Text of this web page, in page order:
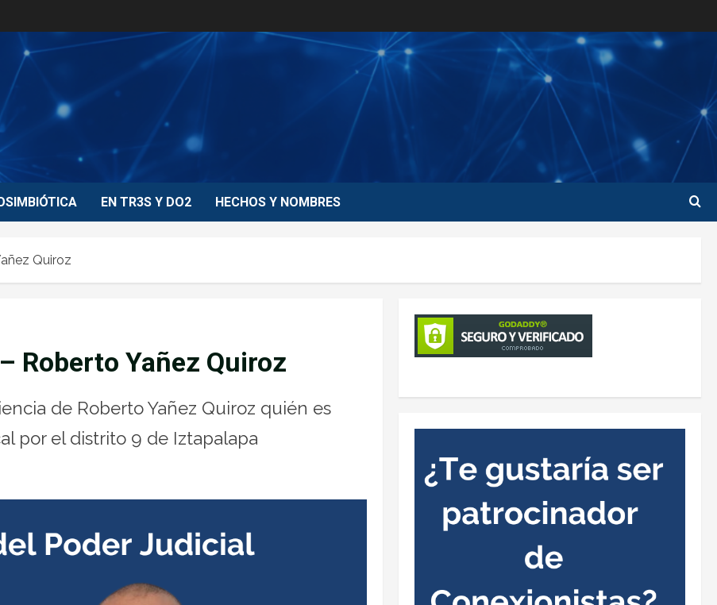
EN TR3S Y DO2 HECHOS Y NOMBRES
Quiroz
Roberto Yañez Quiroz
de Roberto Yañez Quiroz quién es
por el distrito 9 de Iztapalapa